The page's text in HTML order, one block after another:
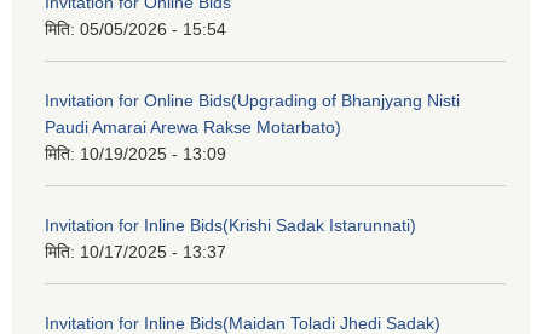
मिति: 05/05/2026 - 15:54
Invitation for Online Bids(Upgrading of Bhanjyang Nisti
Paudi Amarai Arewa Rakse Motarbato)
मिति: 10/19/2025 - 13:09
Invitation for Inline Bids(Krishi Sadak Istarunnati)
मिति: 10/17/2025 - 13:37
Invitation for Inline Bids(Maidan Toladi Jhedi Sadak)